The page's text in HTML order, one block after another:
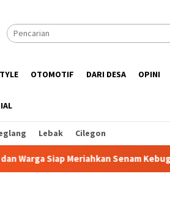
OTOMOTIF DARI DESA OPINI
Lebak Cilegon
Kebugaran PPI di Alun-alun